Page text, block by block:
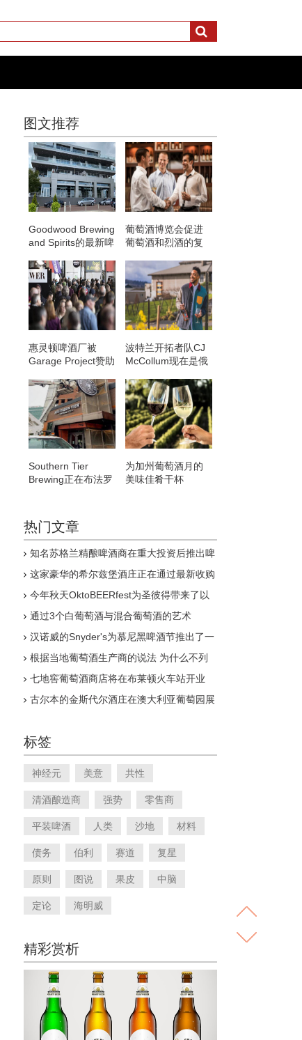
图文推荐
Goodwood Brewing
and Spirits的最新啤
基州西部的欧文斯
伯勒
葡萄酒博览会促进
葡萄酒和烈酒的复
惠灵顿啤酒厂被
Garage Project赞助
门外
波特兰开拓者队CJ
McCollum现在是俄
园的所有者
Southern Tier
Brewing正在布法罗
为加州葡萄酒月的
美味佳肴干杯
热门文章
知名苏格兰精酿啤酒商在重大投资后推出啤
这家豪华的希尔兹堡酒庄正在通过最新收购
今年秋天OktoBEERfest为圣彼得带来了以
通过3个白葡萄酒与混合葡萄酒的艺术
汉诺威的Snyder's为慕尼黑啤酒节推出了一
根据当地葡萄酒生产商的说法 为什么不列
七地窖葡萄酒商店将在布莱顿火车站开业
古尔本的金斯代尔酒庄在澳大利亚葡萄园展
标签
神经元 美意 共性
清酒酿造商 强势 零售商
平装啤酒 人类 沙地 材料
债务 伯利 赛道 复星
原则 图说 果皮 中脑
定论 海明威
精彩赏析